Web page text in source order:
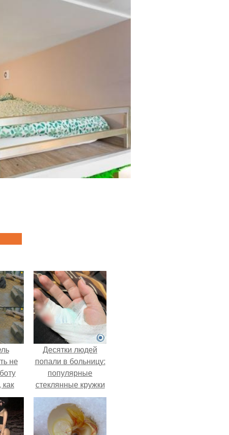
не
как
в
Десятки людей
попали в больницу:
популярные
стеклянные кружки
с двойными
стенками
взрываются при
мытье.